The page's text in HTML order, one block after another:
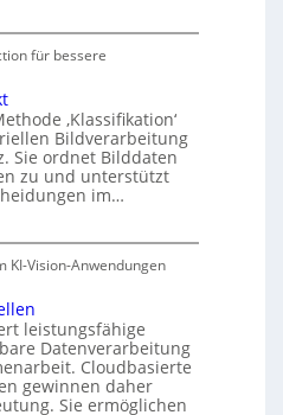
für bessere
‚Klassifikation‘
Bildverarbeitung
Sie ordnet Bilddaten
zu und unterstützt
im…
KI-Vision-Anwendungen
leistungsfähige
Datenverarbeitung
Cloudbasierte
gewinnen daher
Sie ermöglichen